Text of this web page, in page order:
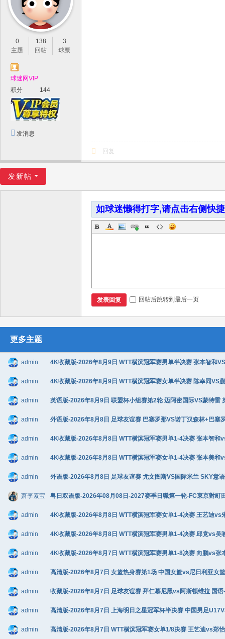
0
主题
138
回帖
3
球票
球迷网VIP
积分
144
发消息
回复
发新帖
如球迷懒得打字,请点击右侧快
发表回复 回帖后跳转到最后一页
更多主题
admin 4K收藏版-2026年8月9日 WTT横滨冠军赛男单半决赛 张本智和
admin 4K收藏版-2026年8月9日 WTT横滨冠军赛女单半决赛 陈幸同VS
admin 英语版-2026年8月9日 联盟杯小组赛第2轮 迈阿密国际VS蒙特雷
admin 外语版-2026年8月8日 足球友谊赛 巴塞罗那VS诺丁汉森林+巴
admin 4K收藏版-2026年8月8日 WTT横滨冠军赛男单1-4决赛 张本智
admin 4K收藏版-2026年8月8日 WTT横滨冠军赛女单1-4决赛 张本美
admin 外语版-2026年8月8日 足球友谊赛 尤文图斯VS国际米兰 SKY意
萧李素宝 粤日双语版-2026年08月08日-2027赛季日職第一轮-FC東京對町
admin 4K收藏版-2026年8月8日 WTT横滨冠军赛女单1-4决赛 王艺迪vs
admin 4K收藏版-2026年8月8日 WTT横滨冠军赛男单1-4决赛 邱党vs吴
admin 4K收藏版-2026年8月7日 WTT横滨冠军赛男单1-8决赛 向鹏vs
admin 高清版-2026年8月7日 女篮热身赛第1场 中国女篮vs尼日利亚女
admin 收藏版-2026年8月7日 足球友谊赛 拜仁慕尼黑vs阿斯顿维拉 国
admin 高清版-2026年8月7日 上海明日之星冠军杯半决赛 中国男足
admin 高清版-2026年8月7日 WTT横滨冠军赛女单1/8决赛 王艺迪vs郑